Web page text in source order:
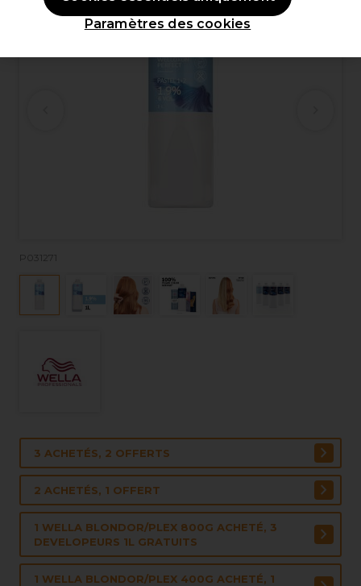
P031271
3 ACHETÉS, 2 OFFERTS
2 ACHETÉS, 1 OFFERT
1 WELLA BLONDOR/PLEX 800G ACHETÉ, 3
DEVELOPEURS 1L GRATUITS
1 WELLA BLONDOR/PLEX 400G ACHETÉ, 1
Paramètres des cookies